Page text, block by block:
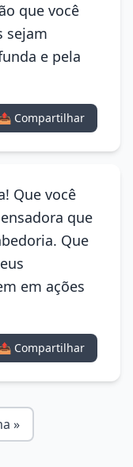
que você
sejam
e pela
Compartilhar
Que você
que
Que
em ações
Compartilhar
»